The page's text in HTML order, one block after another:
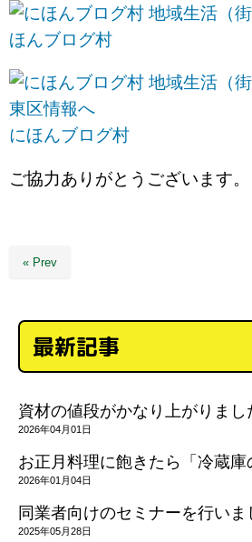
ほんブログ村
にほんブログ村
ご協力ありがとうございます。
« Prev
最新記事
資材の値段がかなり上がりまし
2026年04月01日
お正月料理に飽きたら「冷蔵庫
2026年01月04日
同業者向けのセミナーを行いま
2025年05月28日